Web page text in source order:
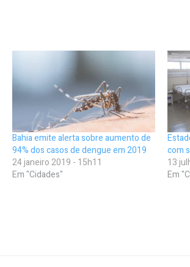
Bahia emite alerta sobre aumento de
94% dos casos de dengue em 2019
24 janeiro 2019 - 15h11
Em "Cidades"
com
13
Em